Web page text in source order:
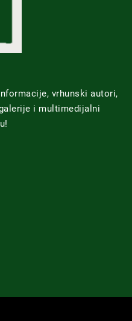
vrhunski autori,
i multimedijalni